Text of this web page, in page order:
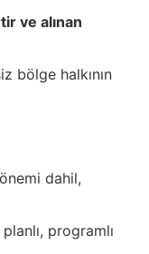
ve alınan
bölge halkının
dahil,
programlı